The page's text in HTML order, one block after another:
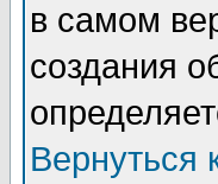
в самом
создания
Вернуться